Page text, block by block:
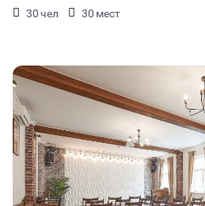
30 чел
30 мест